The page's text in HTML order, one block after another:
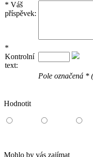
* Váš
příspěvek:
*
Kontrolní
text:
Pole označená *
Hodnotit
Mohlo by vás zajímat